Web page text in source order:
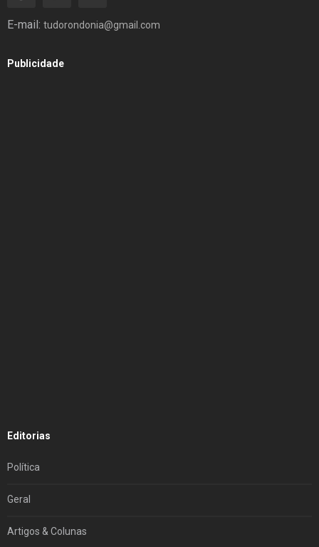
E-mail: tudorondonia@gmail.com
Publicidade
Editorias
Política
Geral
Artigos & Colunas